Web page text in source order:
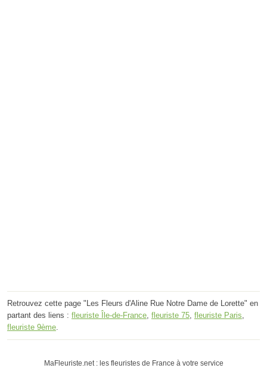
Retrouvez cette page "Les Fleurs d'Aline Rue Notre Dame de Lorette" en
partant des liens : fleuriste Île-de-France, fleuriste 75, fleuriste Paris,
fleuriste 9ème.
MaFleuriste.net : les fleuristes de France à votre service